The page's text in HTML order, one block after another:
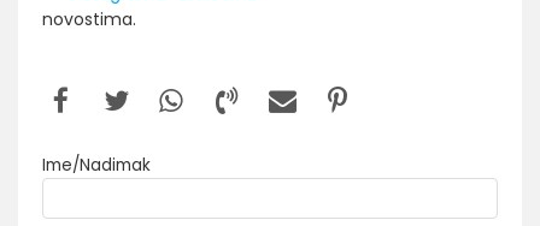
novostima.
Ime/Nadimak